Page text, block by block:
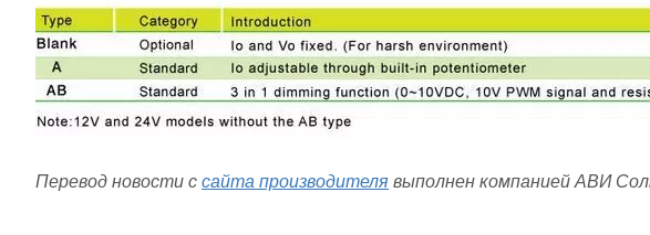
Перевод новости с сайта производителя выполнен компанией АВИ